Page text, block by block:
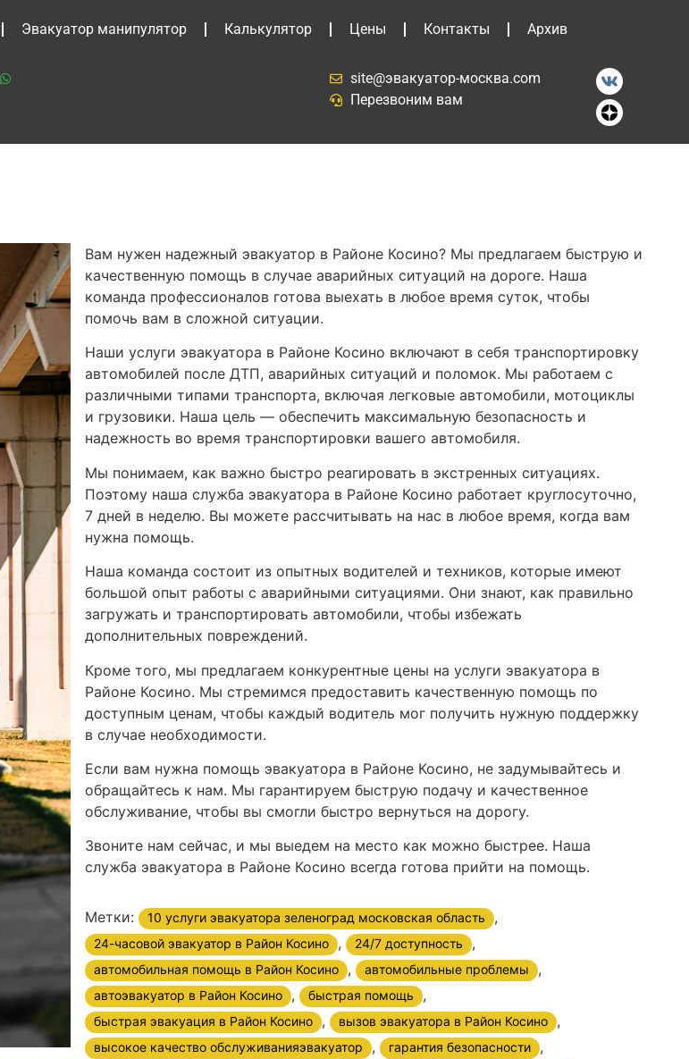
Эвакуатор манипулятор Калькулятор Цены Контакты Архив
site@эвакуатор-москва.com
Перезвоним вам
Вам нужен надежный эвакуатор в Районе Косино? Мы предлагаем быструю и
качественную помощь в случае аварийных ситуаций на дороге. Наша
команда профессионалов готова выехать в любое время суток, чтобы
помочь вам в сложной ситуации.
Наши услуги эвакуатора в Районе Косино включают в себя транспортировку
автомобилей после ДТП, аварийных ситуаций и поломок. Мы работаем с
различными типами транспорта, включая легковые автомобили, мотоциклы
и грузовики. Наша цель — обеспечить максимальную безопасность и
надежность во время транспортировки вашего автомобиля.
Мы понимаем, как важно быстро реагировать в экстренных ситуациях.
Поэтому наша служба эвакуатора в Районе Косино работает круглосуточно,
7 дней в неделю. Вы можете рассчитывать на нас в любое время, когда вам
нужна помощь.
Наша команда состоит из опытных водителей и техников, которые имеют
большой опыт работы с аварийными ситуациями. Они знают, как правильно
загружать и транспортировать автомобили, чтобы избежать
дополнительных повреждений.
Кроме того, мы предлагаем конкурентные цены на услуги эвакуатора в
Районе Косино. Мы стремимся предоставить качественную помощь по
доступным ценам, чтобы каждый водитель мог получить нужную поддержку
в случае необходимости.
Если вам нужна помощь эвакуатора в Районе Косино, не задумывайтесь и
обращайтесь к нам. Мы гарантируем быструю подачу и качественное
обслуживание, чтобы вы смогли быстро вернуться на дорогу.
Звоните нам сейчас, и мы выедем на место как можно быстрее. Наша
служба эвакуатора в Районе Косино всегда готова прийти на помощь.
Метки: 10 услуги эвакуатора зеленоград московская область ,
24-часовой эвакуатор в Район Косино , 24/7 доступность ,
автомобильная помощь в Район Косино , автомобильные проблемы ,
автоэвакуатор в Район Косино , быстрая помощь ,
быстрая эвакуация в Район Косино , вызов эвакуатора в Район Косино ,
высокое качество обслуживанияэвакуатор , гарантия безопасности ,